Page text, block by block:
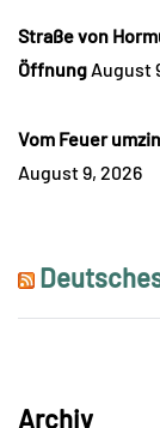
Straße von
Öffnung August
Vom Feuer
August 9, 2026
Archiv